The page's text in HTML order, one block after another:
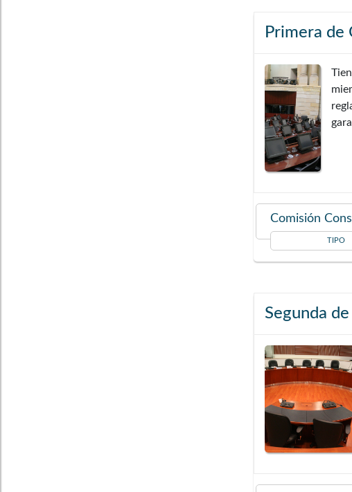
Primera de
Comisión
TIPO
Segunda